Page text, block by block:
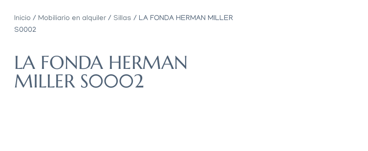
Inicio / Mobiliario en alquiler / Sillas / LA FONDA HERMAN MILLER
S0002
LA FONDA HERMAN
MILLER S0002